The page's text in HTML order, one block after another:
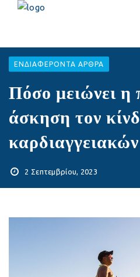
EΝΔΙΑΦΈΡΟΝΤΑ ΆΡΘΡΑ
Πόσο μειώνει η
άσκηση τον
καρδιαγγειακών
2 Σεπτεμβρίου, 2023